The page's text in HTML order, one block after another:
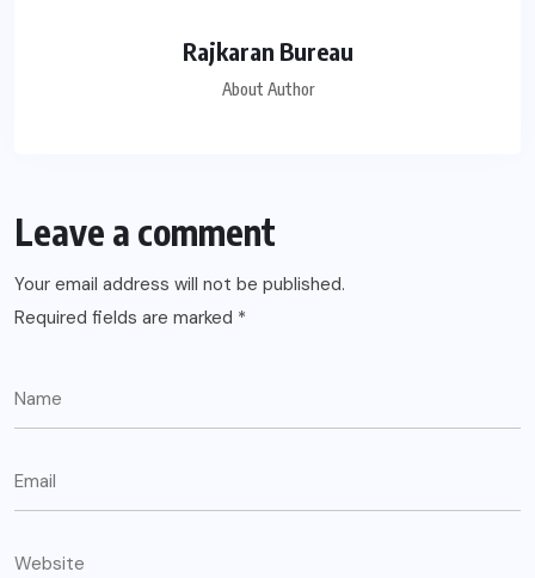
Rajkaran Bureau
About Author
Leave a comment
Your email address will not be published.
Required fields are marked *